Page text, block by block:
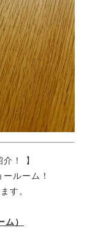
！ 】
ルーム！
す。
）